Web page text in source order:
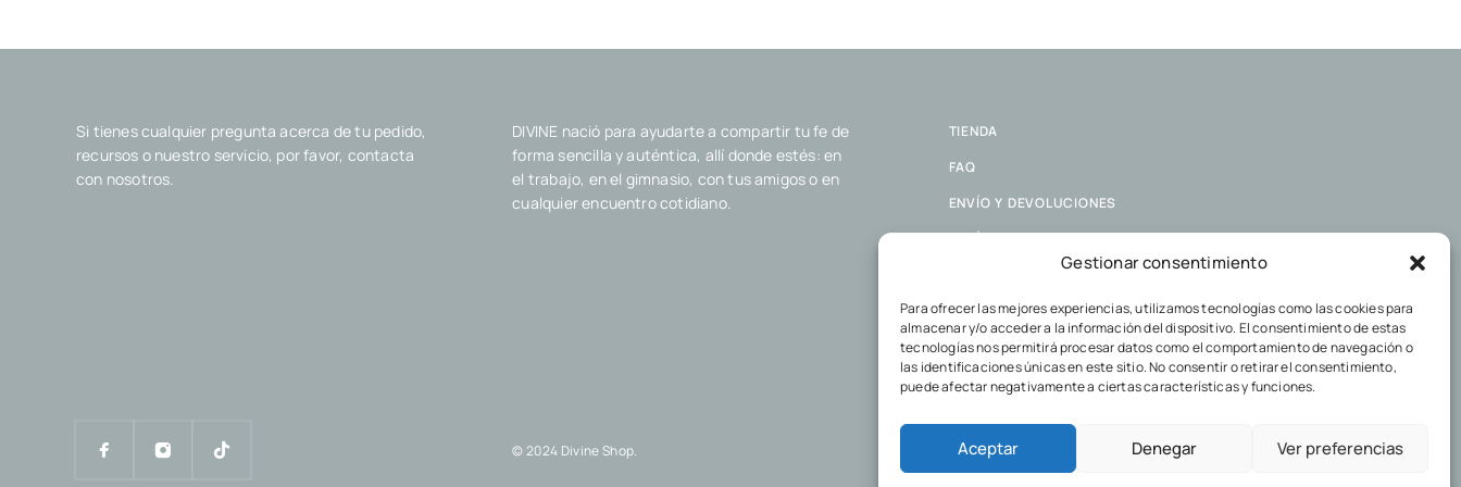
Gestionar consentimiento
Para ofrecer las mejores experiencias, utilizamos tecnologías como las cookies para
almacenar y/o acceder a la información del dispositivo. El consentimiento de estas
tecnologías nos permitirá procesar datos como el comportamiento de navegación o
las identificaciones únicas en este sitio. No consentir o retirar el consentimiento,
puede afectar negativamente a ciertas características y funciones.
Aceptar Denegar Ver preferencias
Si tienes cualquier pregunta acerca de tu pedido,
recursos o nuestro servicio, por favor, contacta
con nosotros.
DIVINE nació para ayudarte a compartir tu fe de
forma sencilla y auténtica, allí donde estés: en
el trabajo, en el gimnasio, con tus amigos o en
cualquier encuentro cotidiano.
TIENDA
FAQ
ENVÍO Y DEVOLUCIONES
POLÍTICA DE COOKIES
POLÍTICA DE PRIVACIDAD
© 2024 Divine Shop.